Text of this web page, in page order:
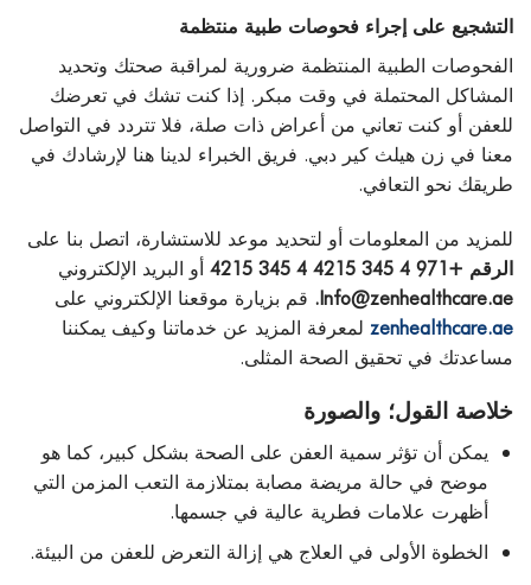
التشجيع على إجراء فحوصات طبية منتظمة
الفحوصات الطبية المنتظمة ضرورية لمراقبة صحتك وتحديد
المشاكل المحتملة في وقت مبكر. إذا كنت تشك في تعرضك
للعفن أو كنت تعاني من أعراض ذات صلة، فلا تتردد في التواصل
معنا في زن هيلث كير دبي. فريق الخبراء لدينا هنا لإرشادك في
طريقك نحو التعافي.
للمزيد من المعلومات أو لتحديد موعد للاستشارة، اتصل بنا على
الرقم +971 4 345 4215 4 345 4215
أو البريد الإلكتروني
Info@zenhealthcare.ae. قم بزيارة موقعنا الإلكتروني على
zenhealthcare.ae لمعرفة المزيد عن خدماتنا وكيف يمكننا
مساعدتك في تحقيق الصحة المثلى.
خلاصة القول؛ والصورة
يمكن أن تؤثر سمية العفن على الصحة بشكل كبير، كما هو
موضح في حالة مريضة مصابة بمتلازمة التعب المزمن التي
أظهرت علامات فطرية عالية في جسمها.
الخطوة الأولى في العلاج هي إزالة التعرض للعفن من البيئة.